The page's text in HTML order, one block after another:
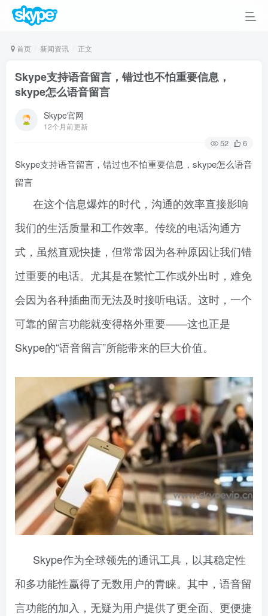
首页 新闻资讯 正文
Skype支持语音留言，错过也不怕重要信息，
skype怎么语音留言
Skype官网
12个月前更新
52 6
Skype支持语音留言，错过也不怕重要信息，skype怎么语音
留言
在这个信息爆炸的时代，沟通的效率直接影响
我们的生活质量和工作效率。传统的电话沟通方
式，虽然直观快捷，但常常因为各种原因让我们错
过重要的电话。尤其是在繁忙工作或外出时，难免
会因为各种插曲而无法及时接听电话。这时，一个
可靠的留言功能就变得格外重要——这也正是
Skype的“语音留言”所能带来的巨大价值。
Skype作为全球领先的通讯工具，以其稳定性
和多功能性赢得了无数用户的青睐。其中，语音留
言功能的加入，无疑为用户提供了更全面、更便捷